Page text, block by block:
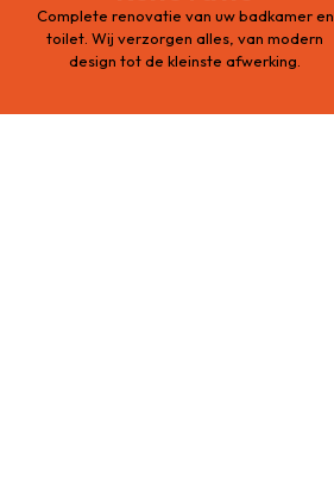
Complete renovatie van uw badkamer en
toilet. Wij verzorgen alles, van modern
design tot de kleinste afwerking.